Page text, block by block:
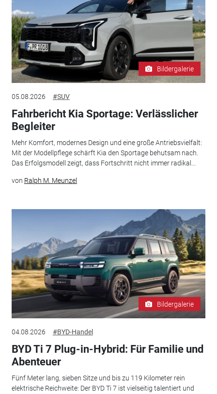
Bildergalerie
05.08.2026 #SUV
Fahrbericht Kia Sportage: Verlässlicher
Begleiter
Mehr Komfort, modernes Design und eine große Antriebsvielfalt:
Mit der Modellpflege schärft Kia den Sportage behutsam nach.
Das Erfolgsmodell zeigt, dass Fortschritt nicht immer radikal...
von Ralph M. Meunzel
Bildergalerie
04.08.2026 #BYD-Handel
BYD Ti 7 Plug-in-Hybrid: Für Familie und
Abenteuer
Fünf Meter lang, sieben Sitze und bis zu 119 Kilometer rein
elektrische Reichweite: Der BYD Ti 7 ist vielseitig talentiert und